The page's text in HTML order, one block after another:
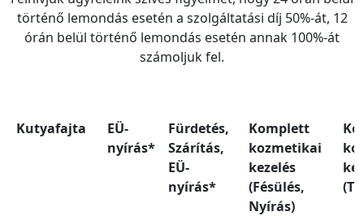
történő lemondás esetén a szolgáltatási díj 50%-át, 12
órán belül történő lemondás esetén annak 100%-át
számoljuk fel.
Kutyafajta
EÜ-
nyírás*
Fürdetés,
Szárítás,
EÜ-
nyírás*
Komplett
kozmetikai
kezelés
(Fésülés,
Nyírás)